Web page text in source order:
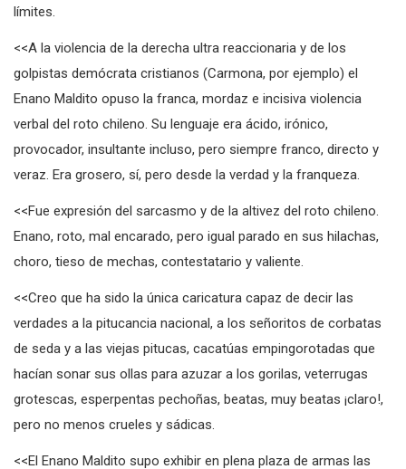
verdades, exhibir su miseria moral, su vileza y su hipocresía sin
<<A la violencia de la derecha ultra reaccionaria y de los
golpistas demócrata cristianos (Carmona, por ejemplo) el
Enano Maldito opuso la franca, mordaz e incisiva violencia
verbal del roto chileno. Su lenguaje era ácido, irónico,
provocador, insultante incluso, pero siempre franco, directo y
<<Fue expresión del sarcasmo y de la altivez del roto chileno.
Enano, roto, mal encarado, pero igual parado en sus hilachas,
<<Creo que ha sido la única caricatura capaz de decir las
verdades a la pitucancia nacional, a los señoritos de corbatas
de seda y a las viejas pitucas, cacatúas empingorotadas que
hacían sonar sus ollas para azuzar a los gorilas, veterrugas
grotescas, esperpentas pechoñas, beatas, muy beatas ¡claro!,